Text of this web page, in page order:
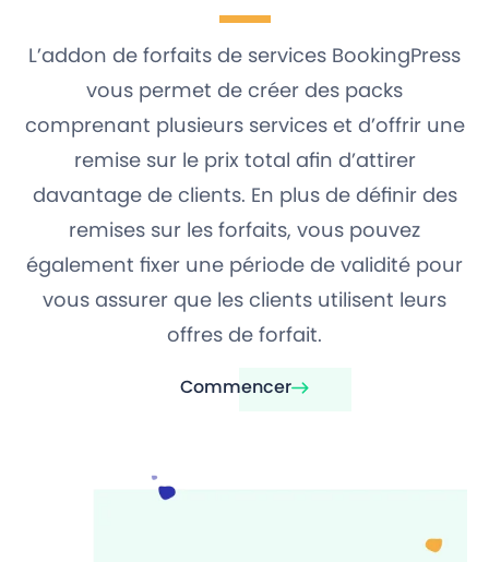
L’addon de forfaits de services BookingPress
vous permet de créer des packs
comprenant plusieurs services et d’offrir une
remise sur le prix total afin d’attirer
davantage de clients. En plus de définir des
remises sur les forfaits, vous pouvez
également fixer une période de validité pour
vous assurer que les clients utilisent leurs
offres de forfait.
Commencer